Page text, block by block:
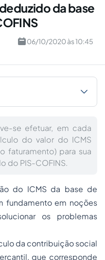
da base
06/10/2020 às 10:45
se efetuar, em cada
do valor do ICMS
faturamento) para sua
do PIS-COFINS.
do ICMS da base de
fundamento em noções
os problemas
da contribuição social
que corresponde